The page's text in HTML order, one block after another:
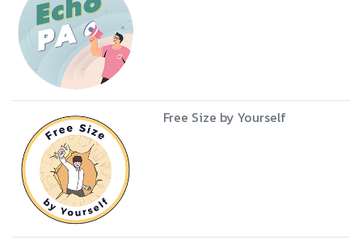
Free Size by Yourself